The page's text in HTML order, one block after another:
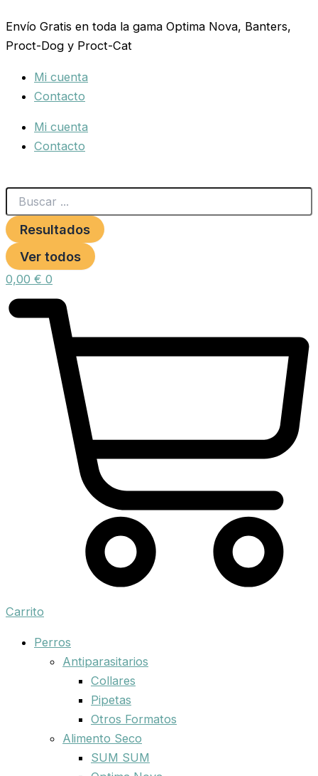
al
contenido
Envío Gratis en toda la gama Optima Nova, Banters,
Proct-Dog y Proct-Cat
Mi cuenta
Contacto
Mi cuenta
Contacto
...
Resultados
Ver todos
0,00 € 0
Carrito
Perros
Antiparasitarios
Collares
Pipetas
Otros Formatos
Alimento Seco
SUM SUM
DOG
PUPPY
20
cantidad